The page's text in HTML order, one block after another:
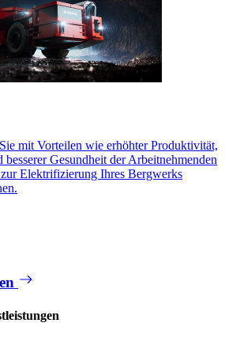
mit Vorteilen wie erhöhter Produktivität,
Gesundheit der Arbeitnehmenden
Elektrifizierung Ihres Bergwerks